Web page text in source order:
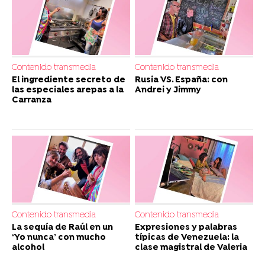
Contenido transmedia
El ingrediente secreto de
las especiales arepas a la
Carranza
Contenido transmedia
Rusia VS. España: con
Andrei y Jimmy
Contenido transmedia
La sequía de Raúl en un
‘Yo nunca’ con mucho
alcohol
Contenido transmedia
Expresiones y palabras
típicas de Venezuela: la
clase magistral de Valeria